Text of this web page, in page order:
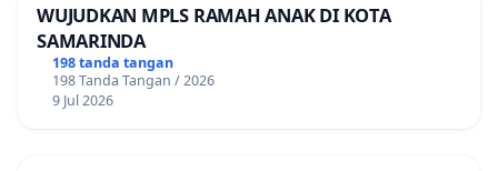
WUJUDKAN MPLS RAMAH ANAK DI KOTA
SAMARINDA
198 tanda tangan
198 Tanda Tangan / 2026
9 Jul 2026